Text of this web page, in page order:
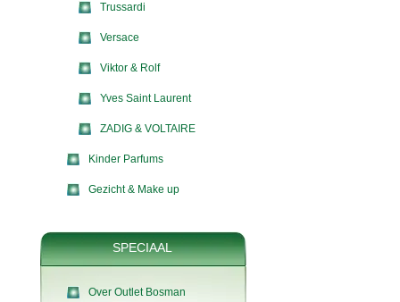
Trussardi
Versace
Viktor & Rolf
Yves Saint Laurent
ZADIG & VOLTAIRE
Kinder Parfums
Gezicht & Make up
SPECIAAL
Over Outlet Bosman